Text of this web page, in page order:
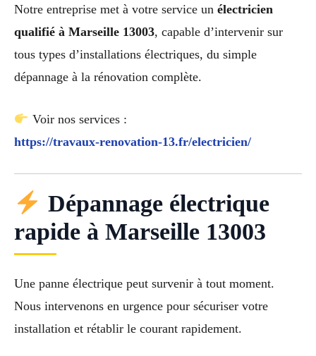
Notre entreprise met à votre service un électricien
qualifié à Marseille 13003, capable d’intervenir sur
tous types d’installations électriques, du simple
dépannage à la rénovation complète.
Voir nos services :
https://travaux-renovation-13.fr/electricien/
Dépannage électrique
rapide à Marseille 13003
Une panne électrique peut survenir à tout moment.
Nous intervenons en urgence pour sécuriser votre
installation et rétablir le courant rapidement.